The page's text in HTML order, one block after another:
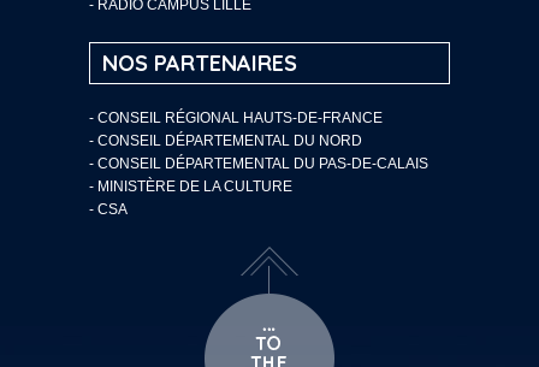
- RADIO CAMPUS LILLE
NOS PARTENAIRES
- CONSEIL RÉGIONAL HAUTS-DE-FRANCE
- CONSEIL DÉPARTEMENTAL DU NORD
- CONSEIL DÉPARTEMENTAL DU PAS-DE-CALAIS
- MINISTÈRE DE LA CULTURE
- CSA